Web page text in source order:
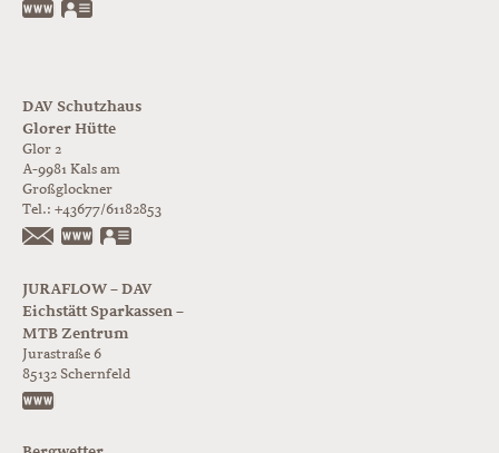
www.jurabloc.de
DAV Schutzhaus
Glorer Hütte
Glor 2
A-9981 Kals am
Großglockner
Tel.: +43677/61182853
https://www.glorer-huette.at/
JURAFLOW – DAV
Eichstätt Sparkassen –
MTB Zentrum
Jurastraße 6
85132 Schernfeld